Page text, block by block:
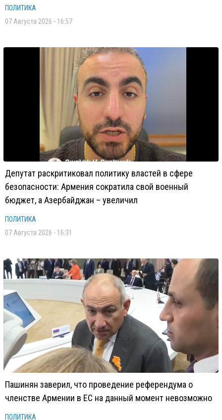
ПОЛИТИКА
07 Августа 2026 - 16:57
Депутат раскритиковал политику властей в сфере
безопасности: Армения сократила свой военный
бюджет, а Азербайджан – увеличил
ПОЛИТИКА
07 Августа 2026 - 16:31
Пашинян заверил, что проведение референдума о
членстве Армении в ЕС на данный момент невозможно
ПОЛИТИКА